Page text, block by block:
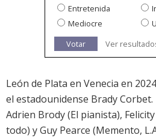
Entretenida
Mediocre
Votar
Ver
León de Plata en Venecia en
el estadounidense Brady
Adrien Brody (El pianista),
todo) y Guy Pearce (Memento,